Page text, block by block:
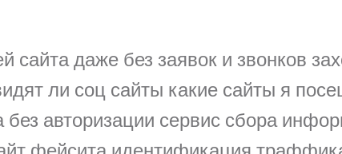
сайта даже без заявок и звонков
ли соц сайты какие сайты я
без авторизации сервис сбора